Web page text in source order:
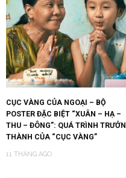
CỤC VÀNG CỦA NGOẠI – BỘ
POSTER ĐẶC BIỆT “XUÂN – HẠ –
THU – ĐÔNG”: QUÁ TRÌNH
THÀNH CỦA “CỤC VÀNG”
11 THÁNG AGO